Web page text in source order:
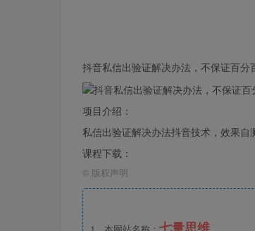
抖音私信出验证解决办法，不保证百分
项目介绍：
私信出验证解决办法抖音技术，效果自
课程下载：
© 版权声明